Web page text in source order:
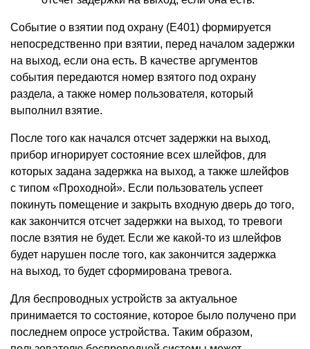
Событие о взятии под охрану (E401) формируется
непосредственно при взятии, перед началом задержки
на выход, если она есть. В качестве аргументов
события передаются номер взятого под охрану
раздела, а также номер пользователя, который
выполнил взятие.
После того как начался отсчет задержки на выход,
прибор игнорирует состояние всех шлейфов, для
которых задана задержка на выход, а также шлейфов
с типом «Проходной». Если пользователь успеет
покинуть помещение и закрыть входную дверь до того,
как закончится отсчет задержки на выход, то тревоги
после взятия не будет. Если же какой-то из шлейфов
будет нарушен после того, как закончится задержка
на выход, то будет сформирована тревога.
Для беспроводных устройств за актуальное
принимается то состояние, которое было получено при
последнем опросе устройства. Таким образом,